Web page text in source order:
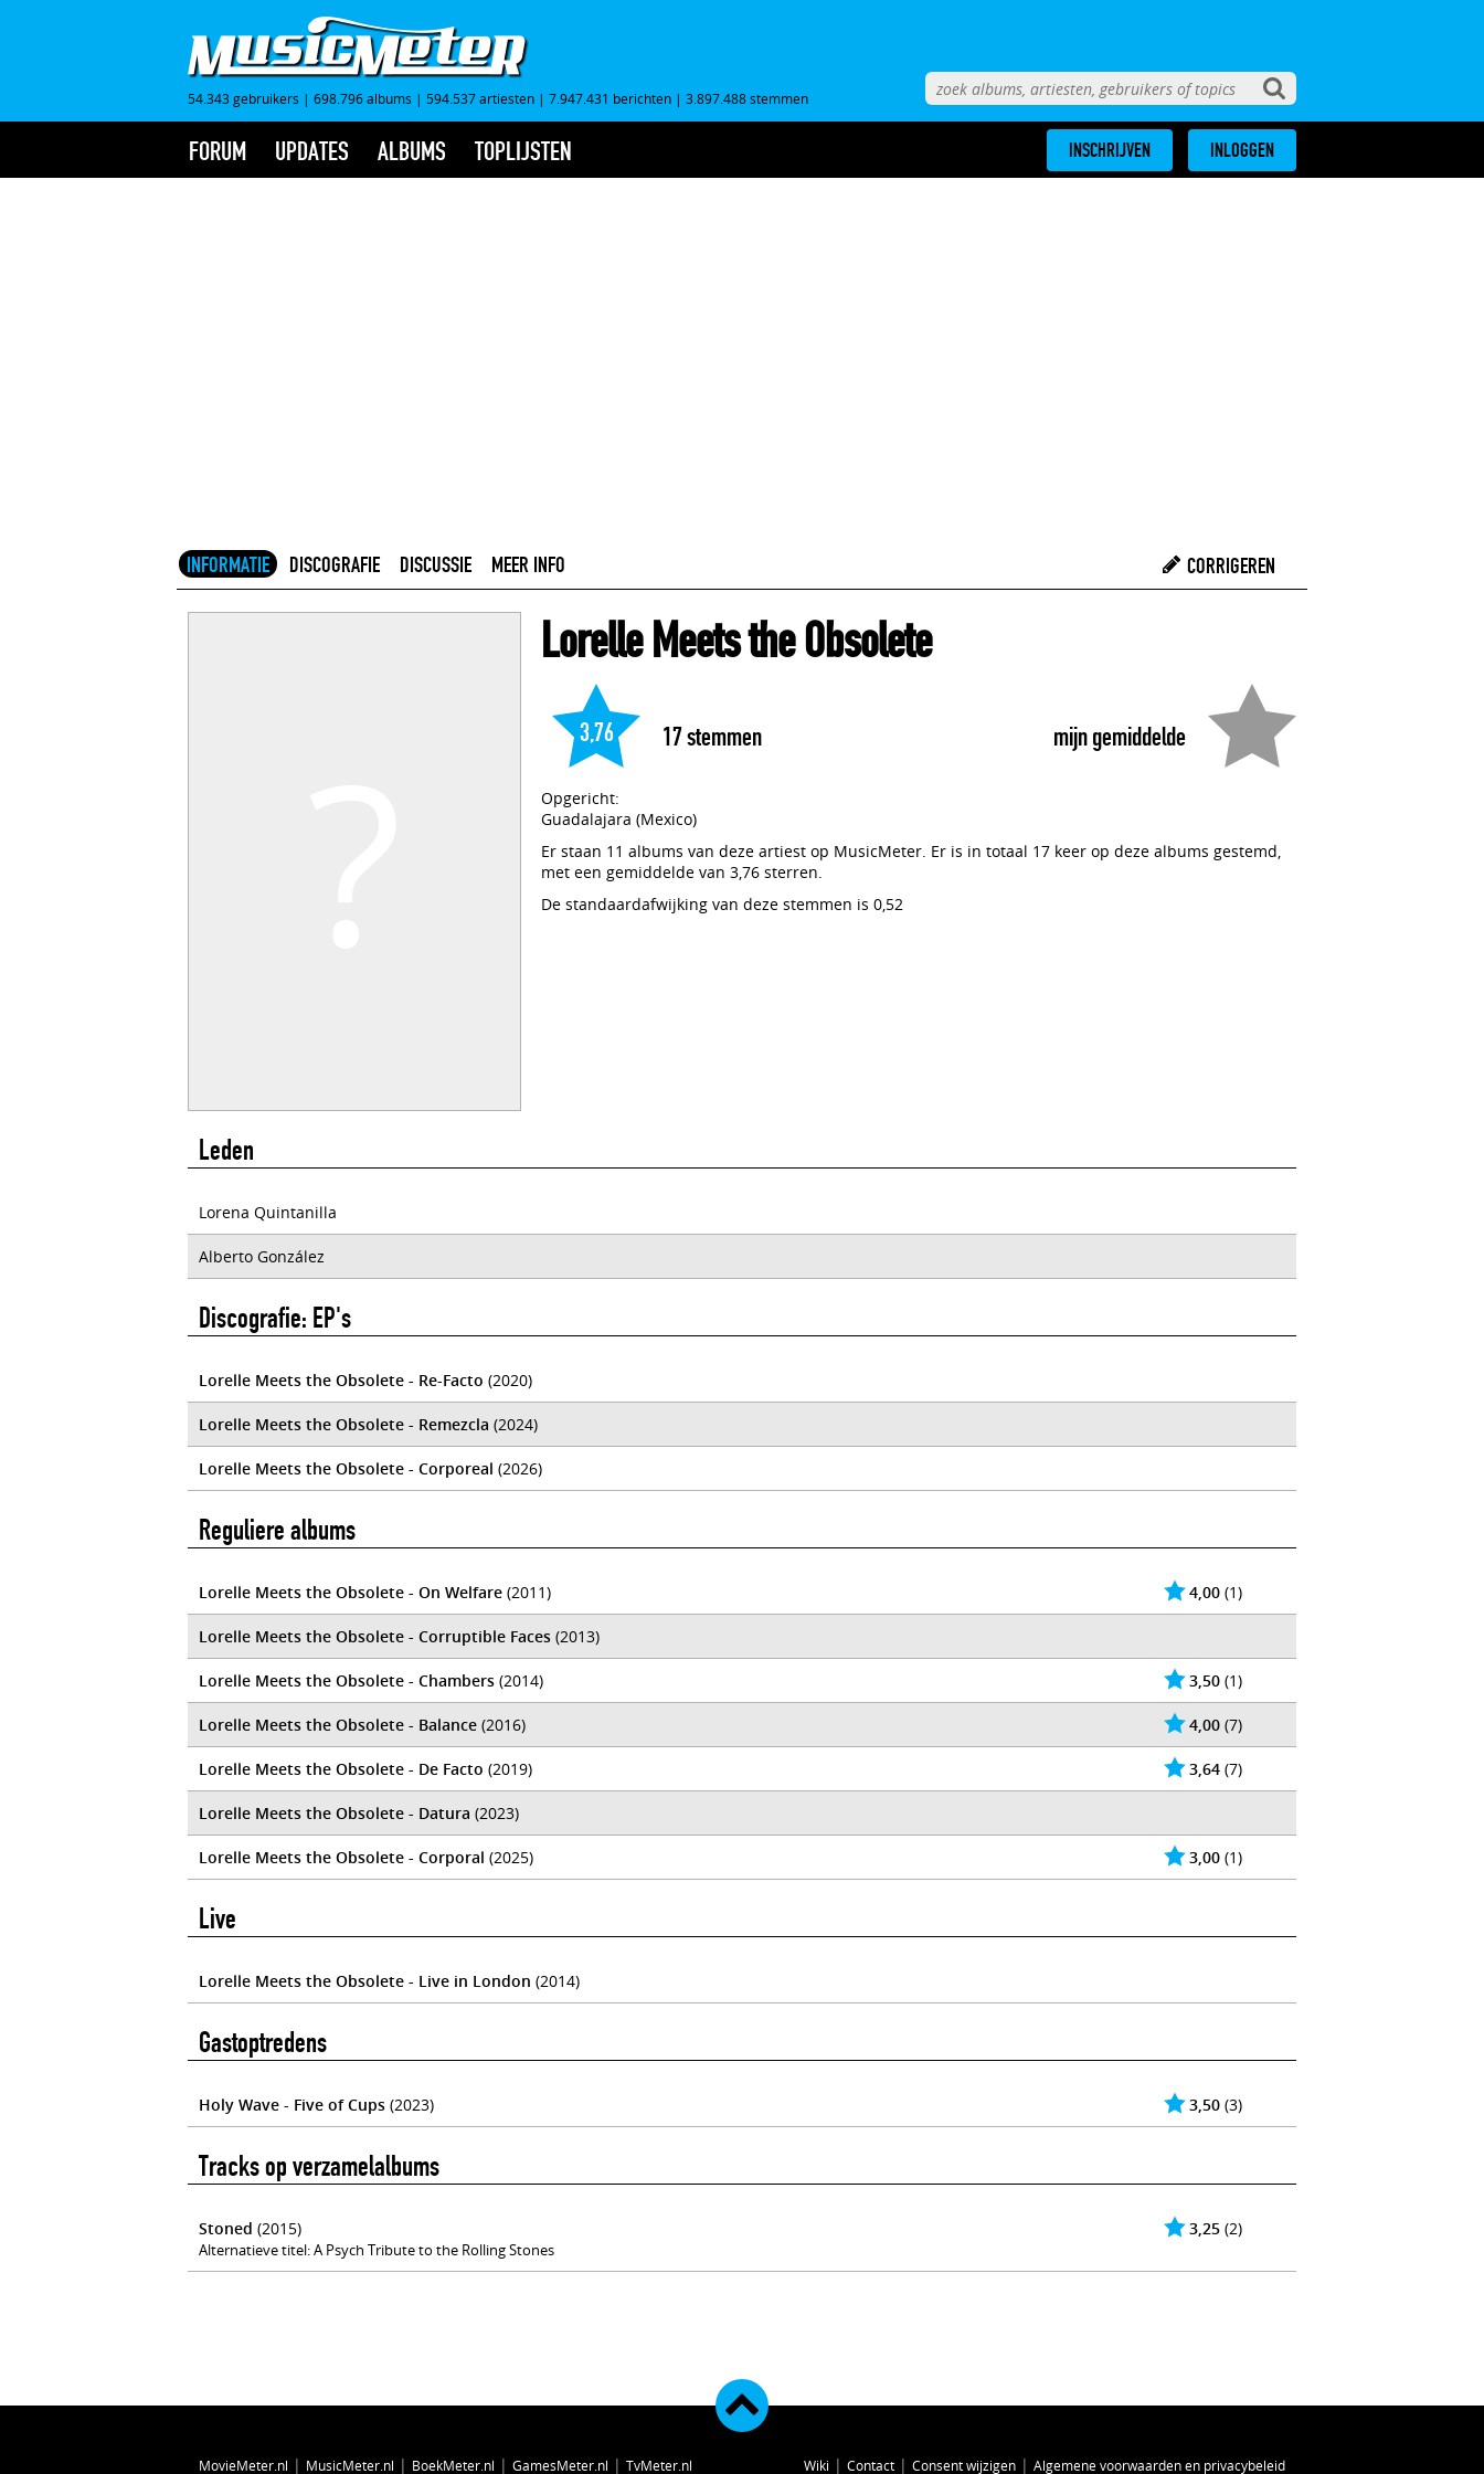
54.343 gebruikers | 698.796 albums | 594.537 artiesten | 7.947.431 berichten | 3.897.488 stemmen
FORUM UPDATES ALBUMS TOPLIJSTEN INSCHRIJVEN INLOGGEN
INFORMATIE DISCOGRAFIE DISCUSSIE MEER INFO CORRIGEREN
Lorelle Meets the Obsolete
mijn gemiddelde
3,76 17stemmen
Opgericht:
Guadalajara (Mexico)
Er staan 11 albums van deze artiest op MusicMeter. Er is in totaal 17 keer op deze albums gestemd,
met een gemiddelde van 3,76 sterren.
De standaardafwijking van deze stemmen is 0,52
Leden
Lorena Quintanilla
Alberto González
Discografie: EP's
Lorelle Meets the Obsolete - Re​-​Facto (2020)
Lorelle Meets the Obsolete - Remezcla (2024)
Lorelle Meets the Obsolete - Corporeal (2026)
Reguliere albums
4,00 (1)
Lorelle Meets the Obsolete - On Welfare (2011)
Lorelle Meets the Obsolete - Corruptible Faces (2013)
3,50 (1)
Lorelle Meets the Obsolete - Chambers (2014)
4,00 (7)
Lorelle Meets the Obsolete - Balance (2016)
3,64 (7)
Lorelle Meets the Obsolete - De Facto (2019)
Lorelle Meets the Obsolete - Datura (2023)
3,00 (1)
Lorelle Meets the Obsolete - Corporal (2025)
Live
Lorelle Meets the Obsolete - Live in London (2014)
Gastoptredens
3,50 (3)
Holy Wave - Five of Cups (2023)
Tracks op verzamelalbums
3,25 (2)
Stoned (2015)
Alternatieve titel: A Psych Tribute to the Rolling Stones
MovieMeter.nl | MusicMeter.nl | BoekMeter.nl | GamesMeter.nl | TvMeter.nl Wiki | Contact | Consent wijzigen | Algemene voorwaarden en privacybeleid